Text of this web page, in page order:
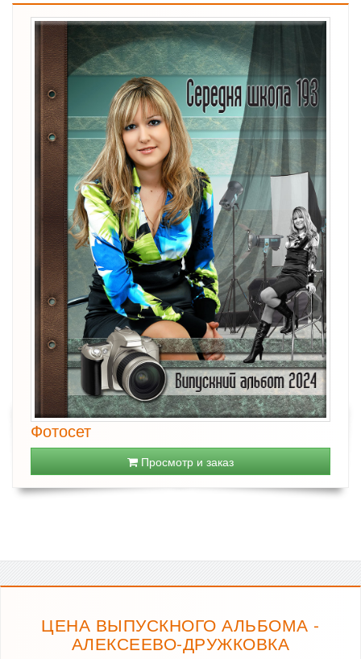
Фотосет
Просмотр и заказ
ЦЕНА ВЫПУСКНОГО АЛЬБОМА -
АЛЕКСЕЕВО-ДРУЖКОВКА